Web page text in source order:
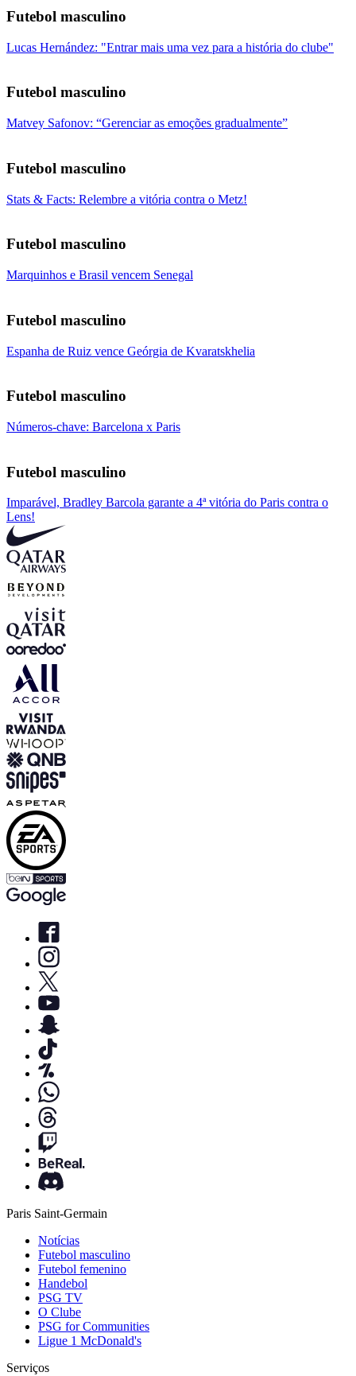
Futebol masculino
Lucas Hernández: "Entrar mais uma vez para a história do clube"
Futebol masculino
Matvey Safonov: “Gerenciar as emoções gradualmente”
Futebol masculino
Stats & Facts: Relembre a vitória contra o Metz!
Futebol masculino
Marquinhos e Brasil vencem Senegal
Futebol masculino
Espanha de Ruiz vence Geórgia de Kvaratskhelia
Futebol masculino
Números-chave: Barcelona x Paris
Futebol masculino
Imparável, Bradley Barcola garante a 4ª vitória do Paris contra o
Lens!
Paris Saint-Germain
Notícias
Futebol masculino
Futebol femenino
Handebol
PSG TV
O Clube
PSG for Communities
Ligue 1 McDonald's
Serviços